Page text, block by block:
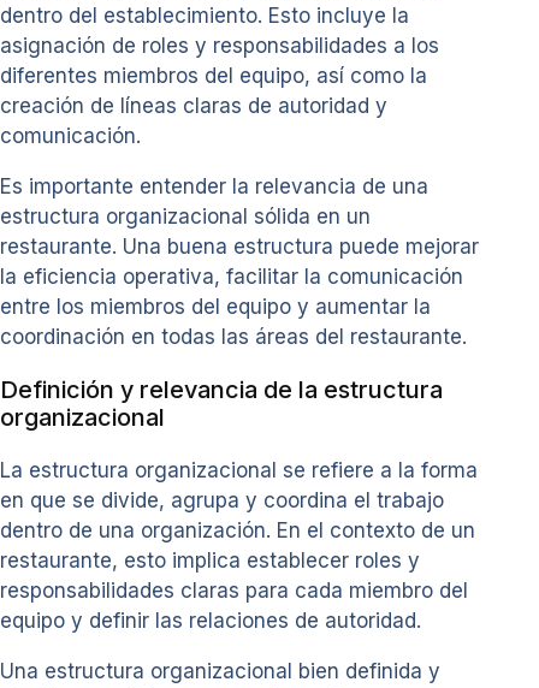
dentro del establecimiento. Esto incluye la
asignación de roles y responsabilidades a los
diferentes miembros del equipo, así como la
creación de líneas claras de autoridad y
comunicación.
Es importante entender la relevancia de una
estructura organizacional sólida en un
restaurante. Una buena estructura puede mejorar
la eficiencia operativa, facilitar la comunicación
entre los miembros del equipo y aumentar la
coordinación en todas las áreas del restaurante.
Definición y relevancia de la estructura
organizacional
La estructura organizacional se refiere a la forma
en que se divide, agrupa y coordina el trabajo
dentro de una organización. En el contexto de un
restaurante, esto implica establecer roles y
responsabilidades claras para cada miembro del
equipo y definir las relaciones de autoridad.
Una estructura organizacional bien definida y